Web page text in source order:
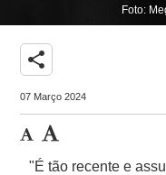
Foto:
share
07 Março 2024
"É tão recente e